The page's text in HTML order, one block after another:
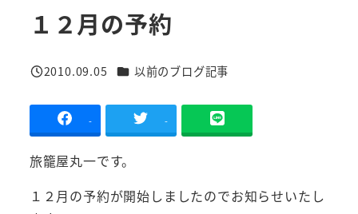
１２月の予約
投稿日
2010.09.05 カテゴリー
以前のブログ記事
- -
旅籠屋丸一です。
１２月の予約が開始しましたのでお知らせいたし